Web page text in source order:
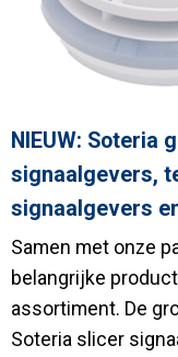
NIEUW: Soteria
signaalgevers,
signaalgevers
Samen met onze
belangrijke
assortiment. De
Soteria slicer